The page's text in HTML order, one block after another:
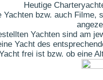
Heutige
bzw. auch
Yachten sind am
Yacht des
frei ist bzw. ob eine